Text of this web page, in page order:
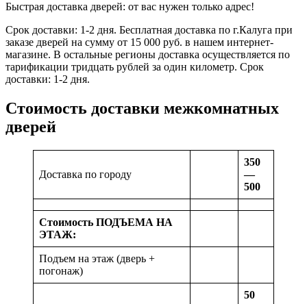
Быстрая доставка дверей: от вас нужен только адрес!
Срок доставки: 1-2 дня. Бесплатная доставка по г.Калуга при
заказе дверей на сумму от 15 000 руб. в нашем интернет-
магазине. В остальные регионы доставка осуществляется по
тарификации тридцать рублей за один километр. Срок
доставки: 1-2 дня.
Стоимость доставки межкомнатных
дверей
Доставка по городу
350
—
500
Стоимость ПОДЪЕМА НА
ЭТАЖ:
Подъем на этаж (дверь +
погонаж)
50